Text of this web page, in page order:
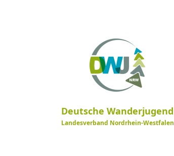
Deutsche Wanderjugend
Landesverband Nordrhein-Westfalen